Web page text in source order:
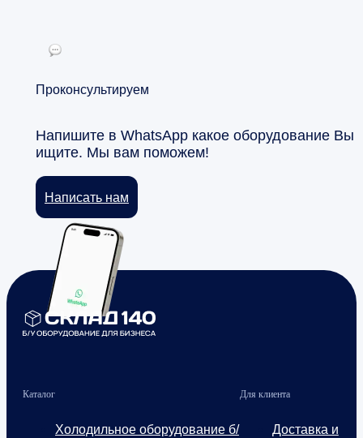
Проконсультируем
Напишите в WhatsApp какое оборудование Вы
ищите. Мы вам поможем!
Написать нам
Каталог
Холодильное оборудование б/
Для клиента
Доставка и